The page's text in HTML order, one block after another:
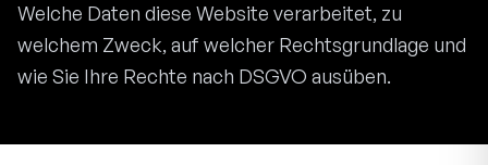
Welche Daten diese Website verarbeitet, zu
welchem Zweck, auf welcher Rechtsgrundlage und
wie Sie Ihre Rechte nach DSGVO ausüben.